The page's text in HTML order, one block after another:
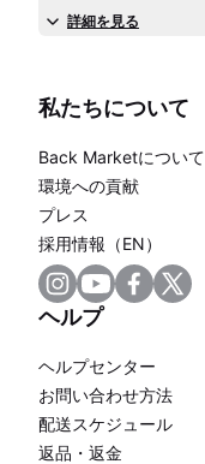
詳細を見る
私たちについて
Back Marketについて
環境への貢献
プレス
採用情報（EN）
ヘルプ
ヘルプセンター
お問い合わせ方法
配送スケジュール
返品・返金